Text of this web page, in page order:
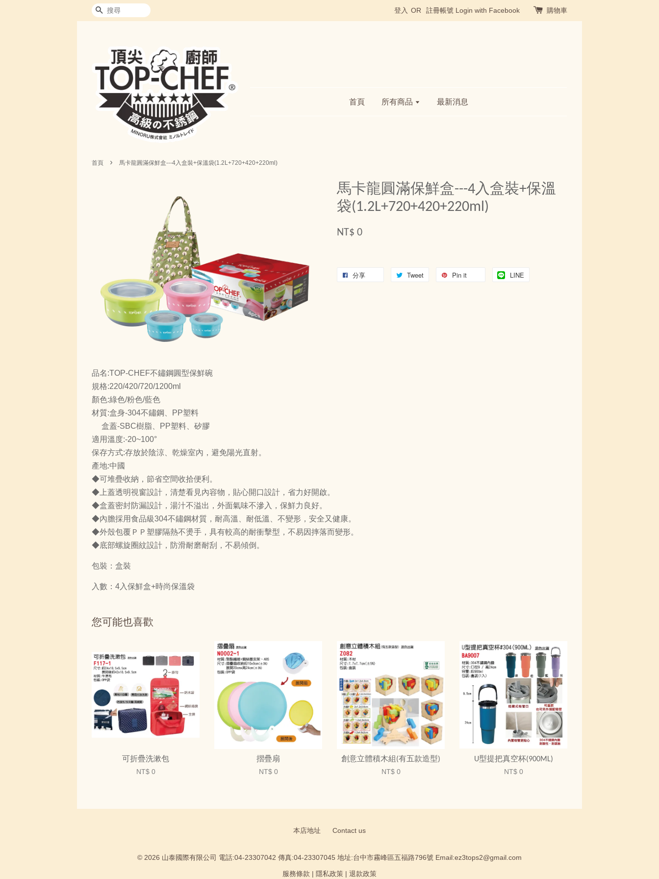
搜尋 登入 OR 註冊帳號 Login with Facebook 購物車
首頁 所有商品 最新消息
首頁 › 馬卡龍圓滿保鮮盒---4入盒裝+保溫袋(1.2L+720+420+220ml)
馬卡龍圓滿保鮮盒---4入盒裝+保溫
袋(1.2L+720+420+220ml)
NT$ 0
分享 Tweet Pin it LINE
品名:TOP-CHEF不鏽鋼圓型保鮮碗
規格:220/420/720/1200ml
顏色:綠色/粉色/藍色
材質:盒身-304不鏽鋼、PP塑料
盒蓋-SBC樹脂、PP塑料、矽膠
適用溫度:-20~100°
保存方式:存放於陰涼、乾燥室內，避免陽光直射。
產地:中國
◆可堆疊收納，節省空間收拾便利。
◆上蓋透明視窗設計，清楚看見內容物，貼心開口設計，省力好開啟。
◆盒蓋密封防漏設計，湯汁不溢出，外面氣味不滲入，保鮮力良好。
◆內膽採用食品級304不鏽鋼材質，耐高溫、耐低溫、不變形，安全又健康。
◆外殼包覆ＰＰ塑膠隔熱不燙手，具有較高的耐衝擊型，不易因摔落而變形。
◆底部螺旋圈紋設計，防滑耐磨耐刮，不易傾倒。
包裝：盒裝
入數：4入保鮮盒+時尚保溫袋
您可能也喜歡
可折疊洗漱包
NT$ 0
摺疊扇
NT$ 0
創意立體積木組(有五款造型)
NT$ 0
U型提把真空杯(900ML)
NT$ 0
本店地址 Contact us
© 2026 山泰國際有限公司 電話:04-23307042 傳真:04-23307045 地址:台中市霧峰區五福路796號 Email:ez3tops2@gmail.com
服務條款 | 隱私政策 | 退款政策